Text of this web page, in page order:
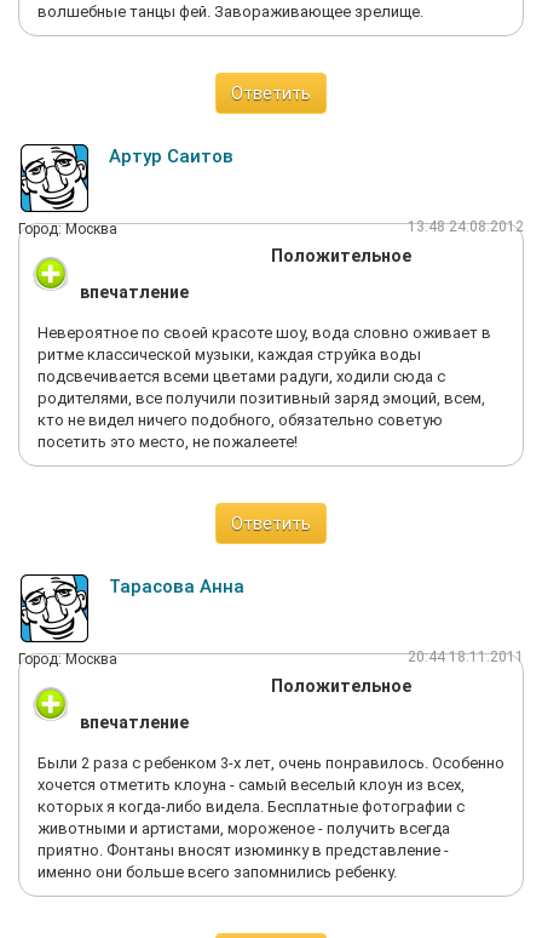
волшебные танцы фей. Завораживающее зрелище.
Ответить
Артур Саитов
Город: Москва 13:48 24.08.2012
Положительное
впечатление
Невероятное по своей красоте шоу, вода словно оживает в
ритме классической музыки, каждая струйка воды
подсвечивается всеми цветами радуги, ходили сюда с
родителями, все получили позитивный заряд эмоций, всем,
кто не видел ничего подобного, обязательно советую
посетить это место, не пожалеете!
Ответить
Тарасова Анна
Город: Москва 20:44 18.11.2011
Положительное
впечатление
Были 2 раза с ребенком 3-х лет, очень понравилось. Особенно
хочется отметить клоуна - самый веселый клоун из всех,
которых я когда-либо видела. Бесплатные фотографии с
животными и артистами, мороженое - получить всегда
приятно. Фонтаны вносят изюминку в представление -
именно они больше всего запомнились ребенку.